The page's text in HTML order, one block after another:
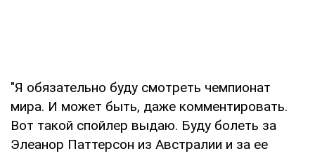
"Я обязательно буду смотреть чемпионат
мира. И может быть, даже комментировать.
Вот такой спойлер выдаю. Буду болеть за
Элеанор Паттерсон из Австралии и за ее